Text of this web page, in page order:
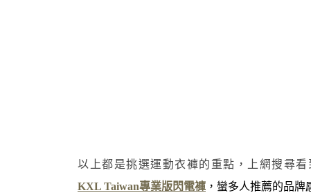
以上都是挑選運動衣褲的重點，上網搜尋
KXL Taiwan專業版閃電褲 ，蠻多人推薦的品